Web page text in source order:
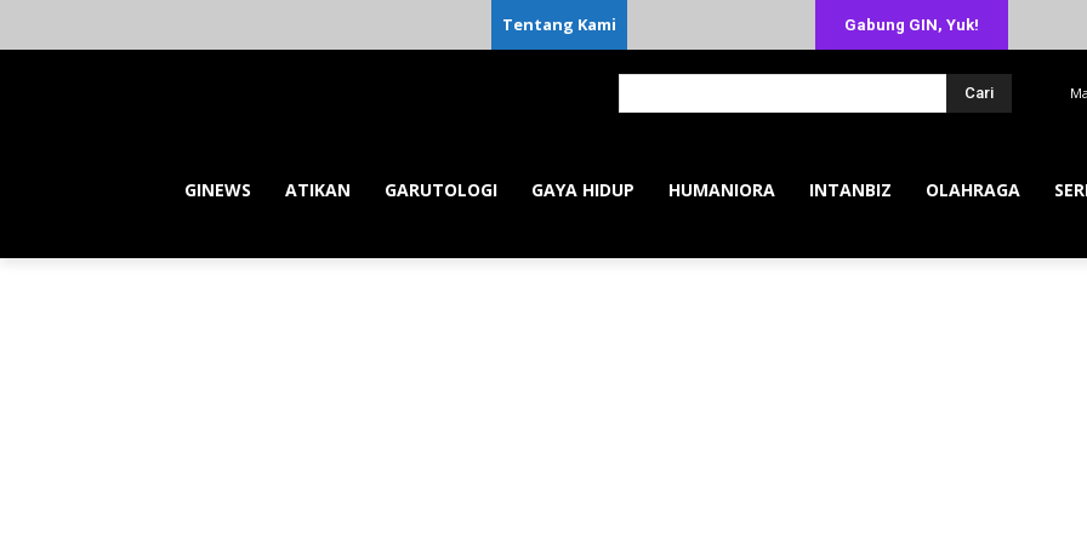
Tentang Kami Gabung GIN, Yuk!
Cari
GINEWS ATIKAN GARUTOLOGI GAYA HIDUP HUMANIORA INTANBIZ OLAHRAGA